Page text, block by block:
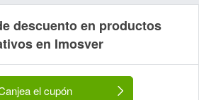
descuento en productos
en Imosver
el cupón